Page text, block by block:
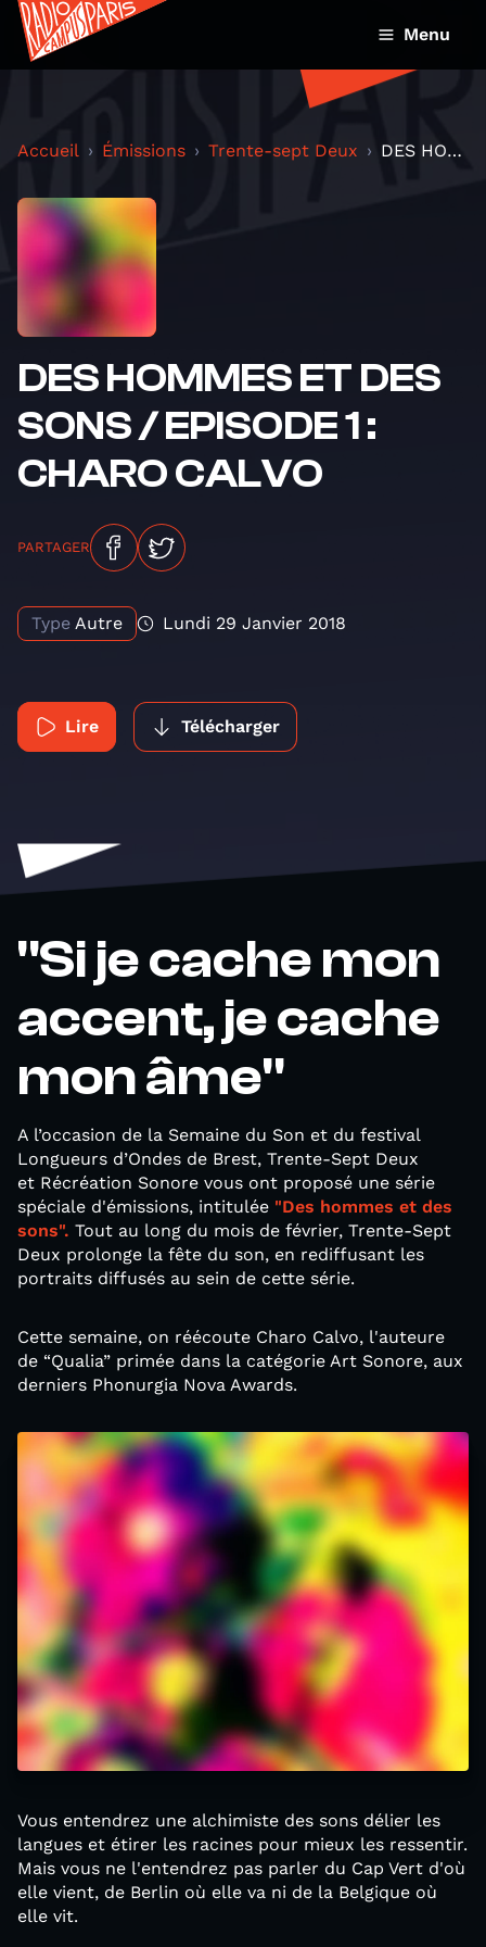
Menu
Accueil Émissions Trente-sept Deux DES HOMMES ET DES SONS / EPISODE 1 : CHARO CALVO
DES HOMMES ET DES
SONS / EPISODE 1 :
CHARO CALVO
PARTAGER
Type Autre Lundi 29 Janvier 2018
Lire Télécharger
"Si je cache mon
accent, je cache
mon âme"
A l’occasion de la Semaine du Son et du festival
Longueurs d’Ondes de Brest, Trente-Sept Deux
et Récréation Sonore vous ont proposé une série
spéciale d'émissions, intitulée "Des hommes et des
sons". Tout au long du mois de février, Trente-Sept
Deux prolonge la fête du son, en rediffusant les
portraits diffusés au sein de cette série.
Cette semaine, on réécoute Charo Calvo, l'auteure
de “Qualia” primée dans la catégorie Art Sonore, aux
derniers Phonurgia Nova Awards.
Vous entendrez une alchimiste des sons délier les
langues et étirer les racines pour mieux les ressentir.
Mais vous ne l'entendrez pas parler du Cap Vert d'où
elle vient, de Berlin où elle va ni de la Belgique où
elle vit.